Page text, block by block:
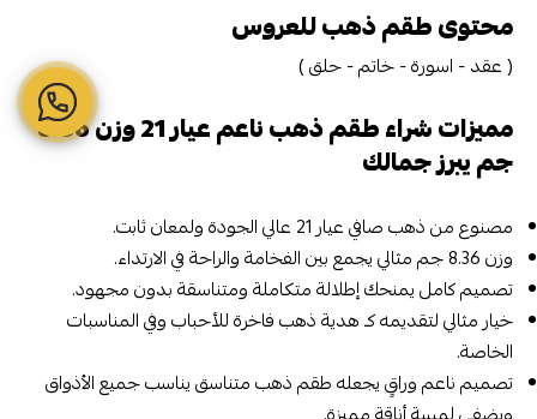
محتوى طقم ذهب للعروس
( عقد - اسورة - خاتم - حلق )
مميزات شراء طقم ذهب ناعم عيار 21 وزن 8.36
جم يبرز جمالك
مصنوع من ذهب صافي عيار 21 عالي الجودة ولمعان ثابت.
وزن 8.36 جم مثالي يجمع بين الفخامة والراحة في الارتداء.
تصميم كامل يمنحك إطلالة متكاملة ومتناسقة بدون مجهود.
خيار مثالي لتقديمه كـ هدية ذهب فاخرة للأحباب وفي المناسبات
الخاصة.
تصميم ناعم وراقٍ يجعله طقم ذهب متناسق يناسب جميع الأذواق